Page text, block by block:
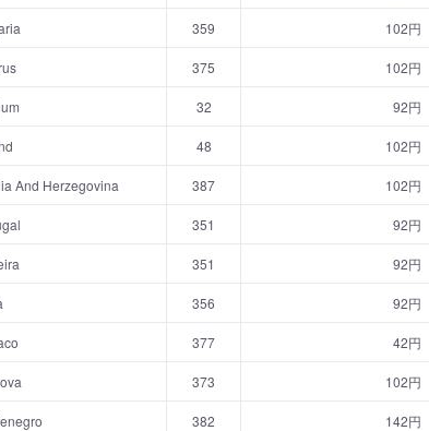
359 102円
375 102円
32 92円
48 102円
And Herzegovina 387 102円
351 92円
351 92円
356 92円
377 42円
373 102円
382 142円